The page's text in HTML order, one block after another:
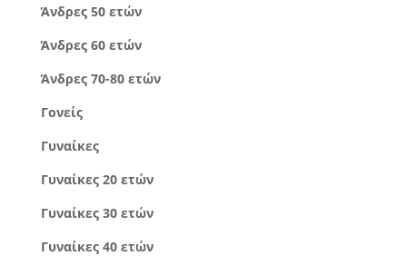
Άνδρες 50 ετών
Άνδρες 60 ετών
Άνδρες 70-80 ετών
Γονείς
Γυναίκες
Γυναίκες 20 ετών
Γυναίκες 30 ετών
Γυναίκες 40 ετών